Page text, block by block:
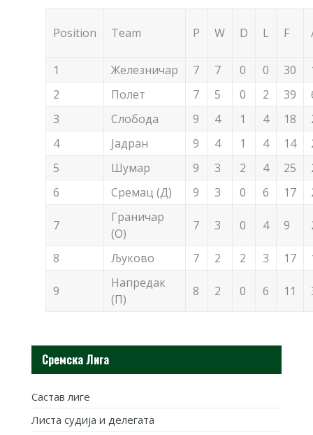
Position Team P W D L F
1 Железничар 7 7 0 0 30
2
Полет 7 5 0 2 39
3
Слобода 9 4 1 4 18
4
Јадран 9 4 1 4 14
5
Шумар 9 3 2 4 25
6
Сремац (Д) 9 3 0 6 17
7
Граничар
(О)
7 3 0 4 9
8 Љуково 7 2 2 3 17
9
Напредак
(П)
8 2 0 6 11
Сремска Лига
Састав лиге
Листа судија и делегата